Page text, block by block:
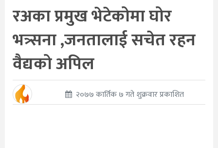
रअका प्रमुख भेटेकोमा घोर
भत्र्सना ,जनतालाई सचेत रहन
वैद्यको अपिल
२०७७ कार्तिक ७ गते शुक्रवार प्रकाशित